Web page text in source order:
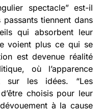
spectacle” est-il
passants tiennent dans
qui absorbent leur
voient plus ce qui se
est devenue réalité
où l’apparence
sur les idées. “Les
choisis pour leur
à la cause